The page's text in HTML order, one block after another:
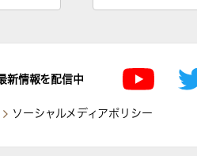
新情報を配信中
ソーシャルメディアポリシー